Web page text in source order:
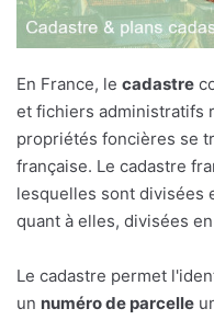
En France, le cadastre
et fichiers administratifs
propriétés foncières se
française. Le cadastre
lesquelles sont divisées
quant à elles, divisées
Le cadastre permet
un numéro de parcelle